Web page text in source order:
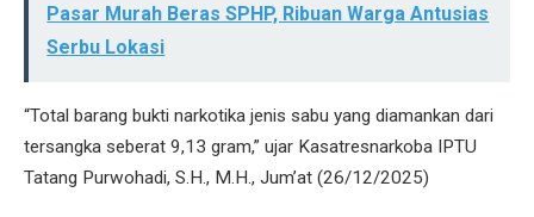
Pasar Murah Beras SPHP, Ribuan Warga Antusias
Serbu Lokasi
“Total barang bukti narkotika jenis sabu yang diamankan dari
tersangka seberat 9,13 gram,” ujar Kasatresnarkoba IPTU
Tatang Purwohadi, S.H., M.H., Jum’at (26/12/2025)